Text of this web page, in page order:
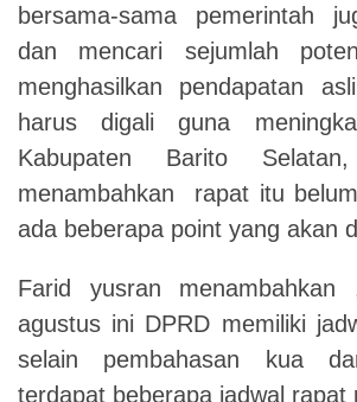
bersama-sama pemerintah
dan mencari sejumlah
menghasilkan pendapatan
harus digali guna
Kabupaten Barito
menambahkan rapat itu
ada beberapa point yang akan
Farid yusran
agustus ini DPRD memiliki
selain pembahasan kua
terdapat beberapa jadwal rapat